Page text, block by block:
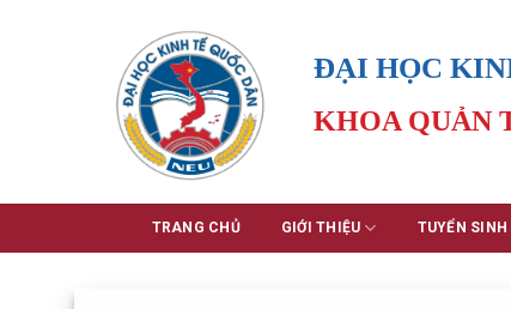
ĐẠI HỌC
KHOA QUẢN
TRANG CHỦ GIỚI THIỆU TUYỂN SINH